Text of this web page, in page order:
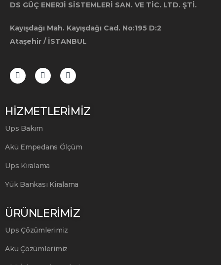
DS GÜÇ ENERJİ SİSTEMLERİ SAN. VE TİC. LTD. ŞTİ.
Kayışdağı Mah. Kayışdağı Cad. No:195 D:2
Ataşehir / İSTANBUL
HİZMETLERİMİZ
Ups Bakım
Akü Empedans Ölçüm
Ups Kiralama
Yük Bankası Kiralama
ÜRÜNLERİMİZ
Ups Çözümlerimiz
Akü Çözümlerimiz